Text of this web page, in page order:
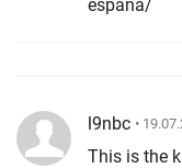
espana/
l9nbc •
This is the